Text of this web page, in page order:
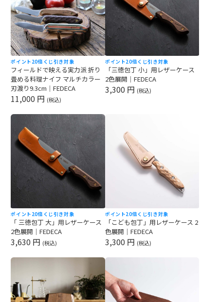
ポイント20倍 くじ引き対象
フィールドで映える実力派 折り
畳める料理ナイフ マルチカラー
刃渡り9.3cm｜FEDECA
11,000 円 (税込)
ポイント20倍 くじ引き対象
「三徳包丁 小」用レザーケース
2色展開｜FEDECA
3,300 円 (税込)
ポイント20倍 くじ引き対象
「 三徳包丁 大」用レザーケース
2色展開｜FEDECA
3,630 円 (税込)
ポイント20倍 くじ引き対象
「こども包丁」用レザーケース 2
色展開｜FEDECA
3,300 円 (税込)